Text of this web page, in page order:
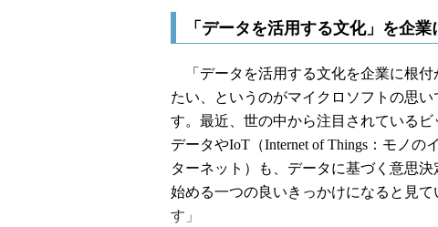
「データを活用する文化」を企
「データを活用する文化を企業に根付
たい、というのがマイクロソフトの思い
す。最近、世の中から注目されているビ
データやIoT（Internet of Things：モノの
ターネット）も、データに基づく意思決
始める一つの良いきっかけになると見て
す」